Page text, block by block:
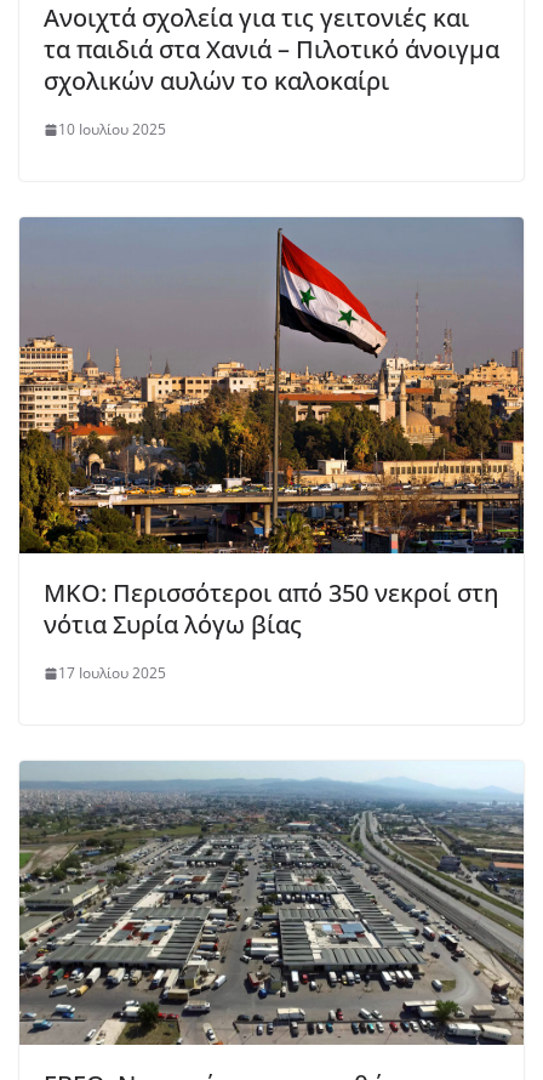
Ανοιχτά σχολεία για τις γειτονιές και
τα παιδιά στα Χανιά – Πιλοτικό άνοιγμα
σχολικών αυλών το καλοκαίρι
10 Ιουλίου 2025
MKO: Περισσότεροι από 350 νεκροί στη
νότια Συρία λόγω βίας
17 Ιουλίου 2025